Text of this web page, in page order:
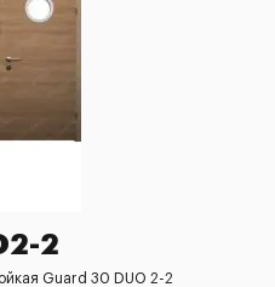
2
Guard 30 DUO 2-2